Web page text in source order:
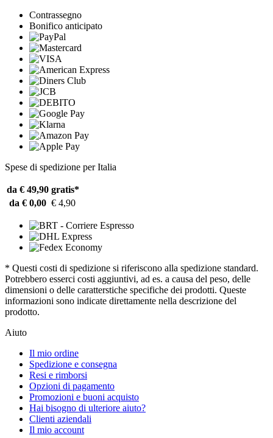
Contrassegno
Bonifico anticipato
Spese di spedizione per Italia
da € 49,90 gratis*
da € 0,00 € 4,90
* Questi costi di spedizione si riferiscono alla spedizione standard.
Potrebbero esserci costi aggiuntivi, ad es. a causa del peso, delle
dimensioni o delle caratterstiche specifiche dei prodotti. Queste
informazioni sono indicate direttamente nella descrizione del
prodotto.
Aiuto
Il mio ordine
Spedizione e consegna
Resi e rimborsi
Opzioni di pagamento
Promozioni e buoni acquisto
Hai bisogno di ulteriore aiuto?
Clienti aziendali
Il mio account